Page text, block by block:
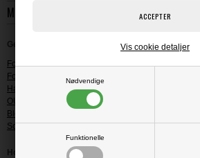
Nødvendige
Funktionelle
Vis cookie detaljer
MIN KONTO
Genveje
Fortrydelsesret
Fortryd dit køb -KLIK HER
Handelsbetingelser
OUTLET-butikken
Blog
Scrapskolen
Hobbyboden Scrapworld